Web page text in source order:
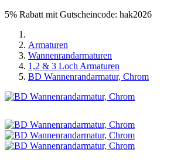
5% Rabatt mit Gutscheincode: hak2026
Armaturen
Wannenrandarmaturen
1,2 & 3 Loch Armaturen
BD Wannenrandarmatur, Chrom